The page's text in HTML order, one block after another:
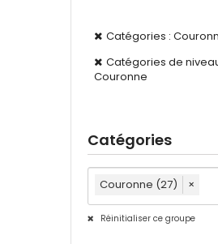
Catégories :
Catégories de
Couronne
Catégories
Couronne (27) ×
Réinitialiser ce groupe